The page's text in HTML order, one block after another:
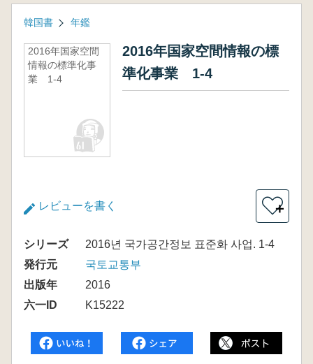
韓国書 年鑑
2016年国家空間
情報の標準化事
業 1-4
2016年国家空間情報の標
準化事業 1-4
レビューを書く ＋
シリーズ
2016년 국가공간정보 표준화 사업. 1-4
発行元
국토교통부
出版年
2016
六一ID
K15222